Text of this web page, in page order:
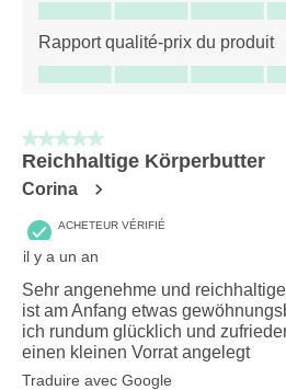
Rapport qualité-prix du produit
Rapport qualité-prix du produit,
5 sur 5 étoiles.
Reichhaltige Körperbutter
Corina
ACHETEUR VÉRIFIÉ
il y a un an
Sehr angenehme und
ist am Anfang etwas
ich rundum glücklich und
einen kleinen Vorrat angelegt
Traduire avec Google